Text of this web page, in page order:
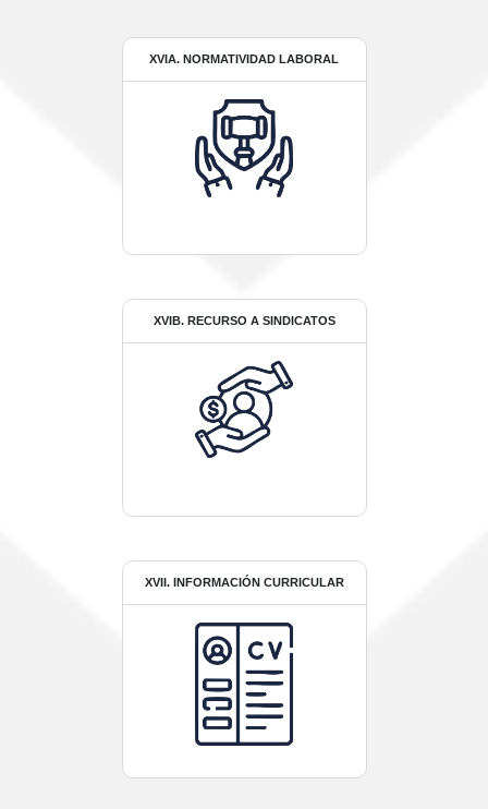
XVIA. NORMATIVIDAD LABORAL
XVIB. RECURSO A SINDICATOS
XVII. INFORMACIÓN CURRICULAR